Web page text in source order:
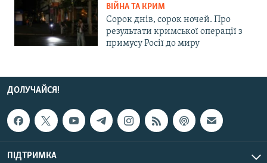
ВІЙНА ТА КРИМ
Сорок днів, сорок ночей. Про
результати кримської операції з
примусу Росії до миру
ДОЛУЧАЙСЯ!
ПІДТРИМКА